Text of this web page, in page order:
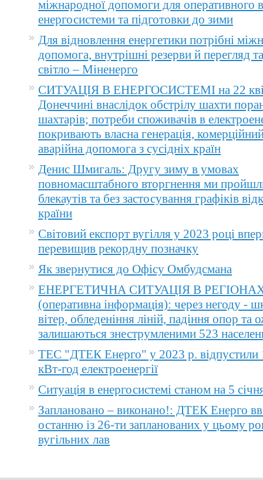
міжнародної допомоги для оперативного
енергосистеми та підготовки до зими
Для відновлення енергетики потрібні
допомога, внутрішні резерви й перегляд
світло – Міненерго
СИТУАЦІЯ В ЕНЕРГОСИСТЕМІ на 22
Донеччині внаслідок обстрілу шахти
шахтарів; потреби споживачів в
покривають власна генерація,
аварійна допомога з сусідніх країн
Денис Шмигаль: Другу зиму в умовах
повномасштабного вторгнення ми
блекаутів та без застосування графіків
країни
Світовий експорт вугілля у 2023 році
перевищив рекордну позначку
Як звернутися до Офісу Омбудсмана
ЕНЕРГЕТИЧНА СИТУАЦІЯ В
(оперативна інформація): через негоду -
вітер, обледеніння ліній, падіння опор та
залишаються знеструмленими 523
ТЕС "ДТЕК Енерго" у 2023 р. відпустили
кВт-год електроенергії
Ситуація в енергосистемі станом на 5
Заплановано – виконано!: ДТЕК Енерго
останню із 26-ти запланованих у цьому
вугільних лав